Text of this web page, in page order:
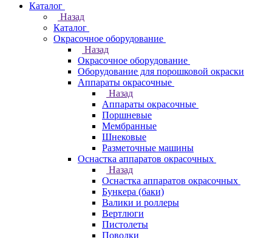
Каталог
Назад
Каталог
Окрасочное оборудование
Назад
Окрасочное оборудование
Оборудование для порошковой окраски
Аппараты окрасочные
Назад
Аппараты окрасочные
Поршневые
Мембранные
Шнековые
Разметочные машины
Оснастка аппаратов окрасочных
Назад
Оснастка аппаратов окрасочных
Бункера (баки)
Валики и роллеры
Вертлюги
Пистолеты
Поводки